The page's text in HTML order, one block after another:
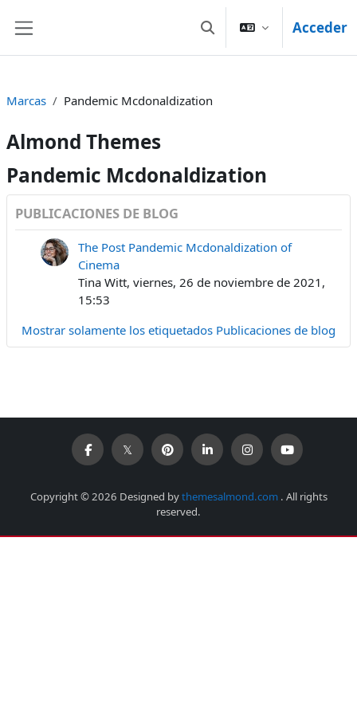
Selector de búsqueda
Acceder
Marcas Pandemic Mcdonaldization
Almond Themes
Pandemic Mcdonaldization
PUBLICACIONES DE BLOG
The Post Pandemic Mcdonaldization of
Cinema
Tina Witt, viernes, 26 de noviembre de 2021,
15:53
Mostrar solamente los etiquetados Publicaciones de blog
Copyright © 2026 Designed bythemesalmond.com . All rights
reserved.